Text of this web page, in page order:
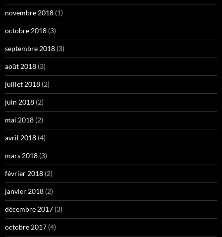
novembre 2018 (1)
octobre 2018 (3)
septembre 2018 (3)
août 2018 (3)
juillet 2018 (2)
juin 2018 (2)
mai 2018 (2)
avril 2018 (4)
mars 2018 (3)
février 2018 (2)
janvier 2018 (2)
décembre 2017 (3)
octobre 2017 (4)